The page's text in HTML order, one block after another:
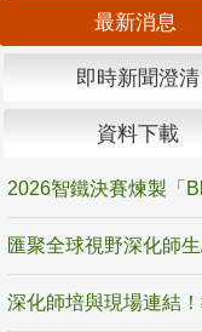
最新消息
即時新聞澄清
資料下載
2026智鐵決賽煉製「